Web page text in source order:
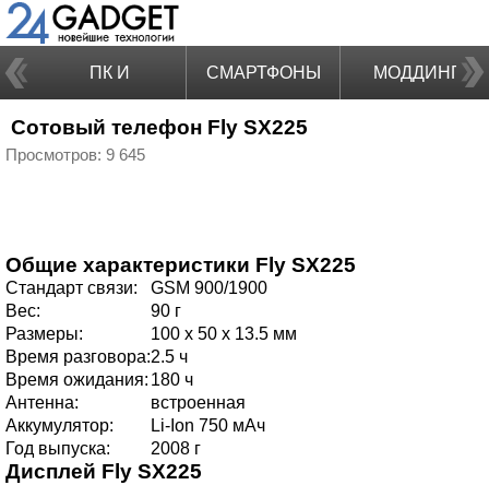
ПК И
НОУТБУКИ
СМАРТФОНЫ МОДДИНГ
Сотовый телефон Fly SX225
Просмотров: 9 645
Общие характеристики Fly SX225
Стандарт связи:
GSM 900/1900
Вес:
90 г
Размеры:
100 x 50 x 13.5 мм
Время разговора:2.5 ч
Время ожидания: 180 ч
Антенна:
встроенная
Аккумулятор:
Li-Ion 750 мАч
Год выпуска:
2008 г
Дисплей Fly SX225